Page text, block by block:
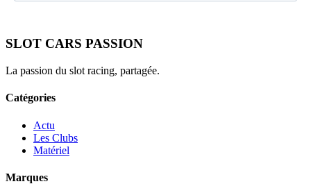
SLOT CARS PASSION
La passion du slot racing, partagée.
Catégories
Actu
Les Clubs
Matériel
Marques